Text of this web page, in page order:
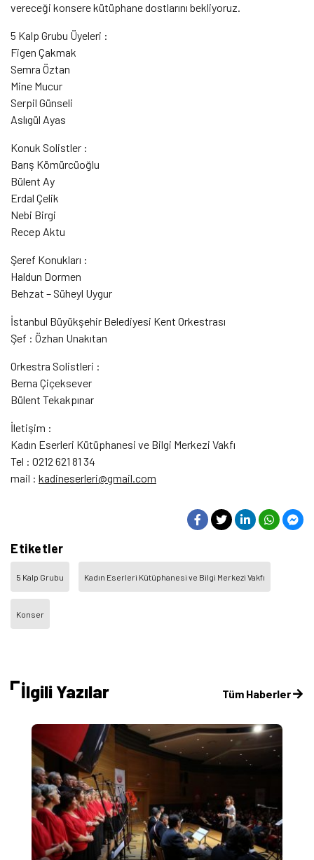
vereceği konsere kütüphane dostlarını bekliyoruz.
5 Kalp Grubu Üyeleri :
Figen Çakmak
Semra Öztan
Mine Mucur
Serpil Günseli
Aslıgül Ayas
Konuk Solistler :
Barış Kömürcüoğlu
Bülent Ay
Erdal Çelik
Nebi Birgi
Recep Aktu
Şeref Konukları :
Haldun Dormen
Behzat – Süheyl Uygur
İstanbul Büyükşehir Belediyesi Kent Orkestrası
Şef : Özhan Unakıtan
Orkestra Solistleri :
Berna Çiçeksever
Bülent Tekakpınar
İletişim :
Kadın Eserleri Kütüphanesi ve Bilgi Merkezi Vakfı
Tel : 0212 621 81 34
mail : kadineserleri@gmail.com
Etiketler
5 Kalp Grubu Kadın Eserleri Kütüphanesi ve Bilgi Merkezi Vakfı
Konser
İlgili Yazılar Tüm Haberler